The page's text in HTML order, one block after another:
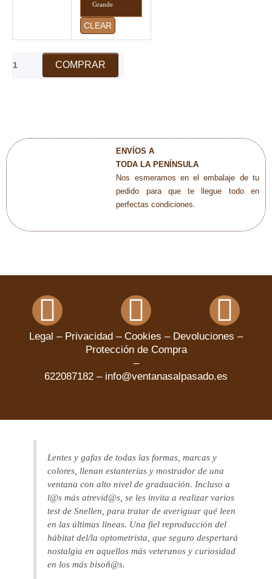
Grande
CLEAR
COMPRAR
ENVÍOS A
TODA LA PENÍNSULA
Nos esmeramos en el embalaje de tu
pedido para que te llegue todo en
perfectas condiciones.
FacebookInstagram
Legal – Privacidad – Cookies – Devoluciones –
Protección de Compra
–
622087182 – info@ventanasalpasado.es
Lentes y gafas de todas las formas, marcas y
colores, llenan estanterías y mostrador de una
ventana con alto nivel de graduación. Incluso a
l@s más atrevid@s, se les invita a realizar varios
test de Snellen, para tratar de averiguar qué leen
en las últimas líneas. Una fiel reproducción del
hábitat del/la optometrista, que seguro despertará
nostalgia en aquellos más veteranos y curiosidad
en los más bisoñ@s.